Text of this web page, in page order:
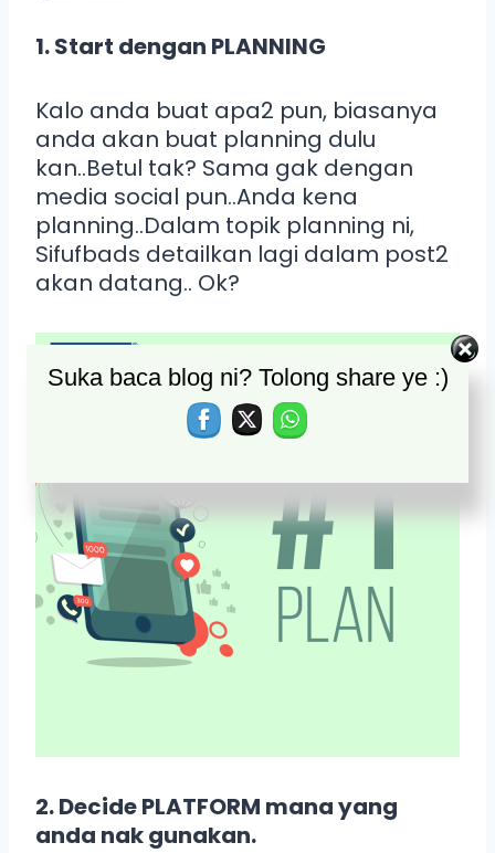
1. Start dengan PLANNING
Kalo anda buat apa2 pun, biasanya
anda akan buat planning dulu
kan..Betul tak? Sama gak dengan
media social pun..Anda kena
planning..Dalam topik planning ni,
Sifufbads detailkan lagi dalam post2
akan datang.. Ok?
2. Decide PLATFORM mana yang
anda nak gunakan.
Suka baca blog ni? Tolong share ye :)